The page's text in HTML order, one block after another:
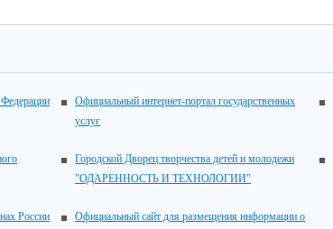
Официальный интернет-портал государственных
услуг
Городской Дворец творчества детей и молодежи
"ОДАРЕННОСТЬ И ТЕХНОЛОГИИ"
России
Официальный сайт для размещения информации о